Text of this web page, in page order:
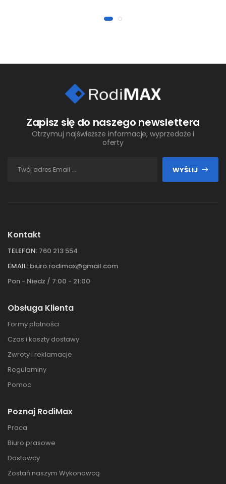
Zapisz się do naszego newslettera
Otrzymuj najświeższe informacje, wyprzedaże i
oferty
WYŚLIJ
Kontakt
TELEFON: 760 213 554
EMAIL: biuro.rodimax@gmail.com
Pon - Niedz / 7:00 - 21:00
Obsługa Klienta
Formy płatności
Czas i koszty dostawy
Zwroty i reklamacje
Regulaminy
Pomoc
Poznaj RodiMax
Praca
Biuro prasowe
Dostawcy
Zostań naszym Wykonawcą